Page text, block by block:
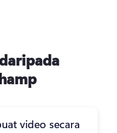
video secara